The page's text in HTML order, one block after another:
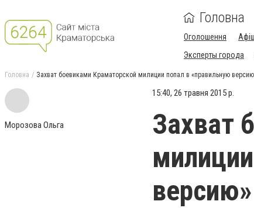
Головна
Оголошення
Эксперты города
Головна Захват боевиками Краматорской милиции попал в «правильную
Морозова Ольга
15:40, 26 травня 2015 р.
Захват